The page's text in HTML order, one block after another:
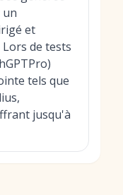
un
et
de tests
tels que
jusqu'à